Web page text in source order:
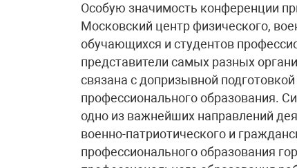
Особую значимость конференции
Московский центр физического,
обучающихся и студентов
представители самых разных
связана с допризывной
профессионального образования.
одно из важнейших направлений
военно-патриотического и
профессионального образования